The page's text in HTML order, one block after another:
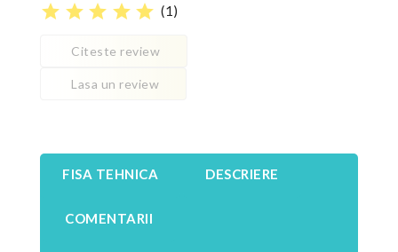
star star star star star (1)
Citeste review
Lasa un review
FISA TEHNICA DESCRIERE
COMENTARII